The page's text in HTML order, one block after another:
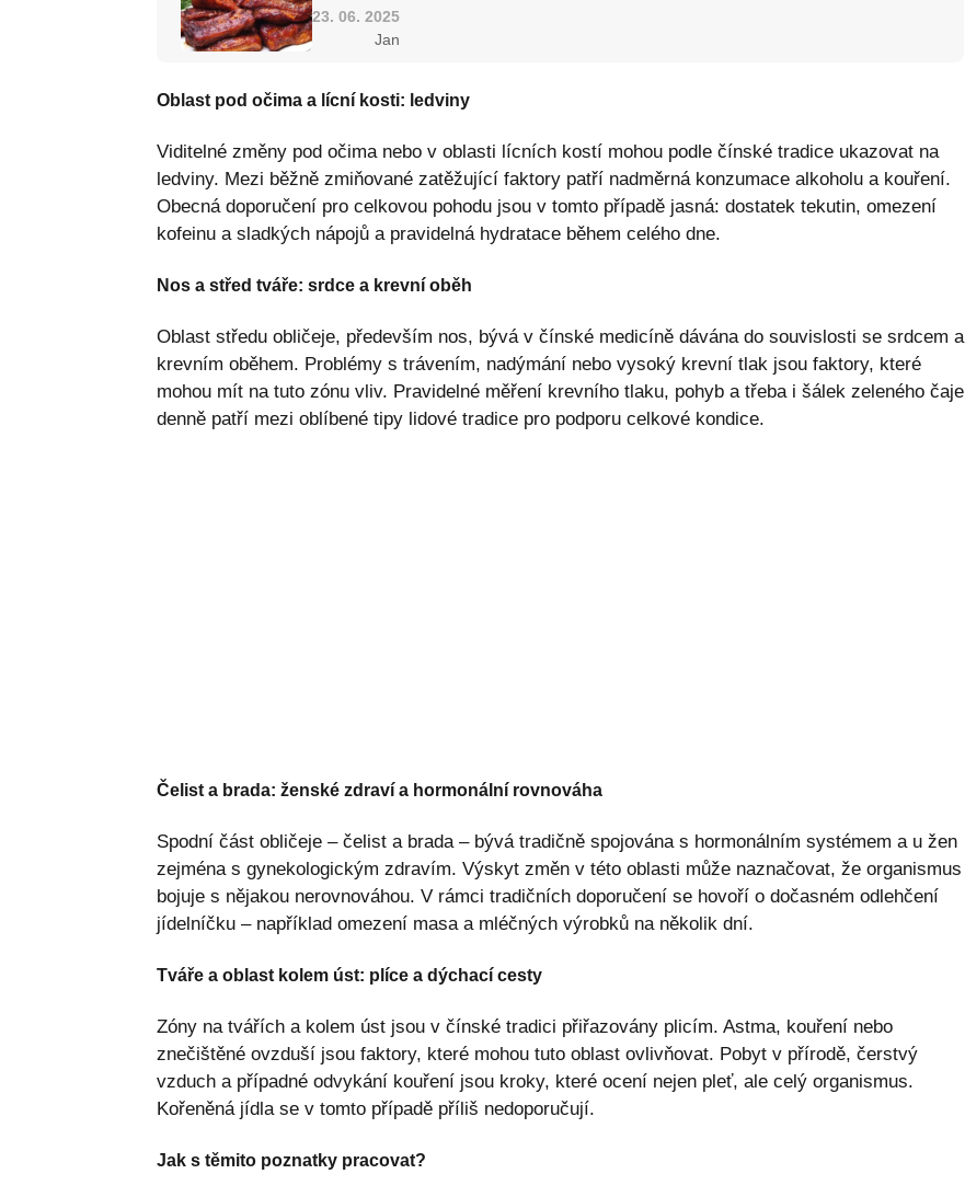
23. 06. 2025
Jan
Oblast pod očima a lícní kosti: ledviny
Viditelné změny pod očima nebo v oblasti lícních kostí mohou podle čínské tradice ukazovat na
ledviny. Mezi běžně zmiňované zatěžující faktory patří nadměrná konzumace alkoholu a kouření.
Obecná doporučení pro celkovou pohodu jsou v tomto případě jasná: dostatek tekutin, omezení
kofeinu a sladkých nápojů a pravidelná hydratace během celého dne.
Nos a střed tváře: srdce a krevní oběh
Oblast středu obličeje, především nos, bývá v čínské medicíně dávána do souvislosti se srdcem a
krevním oběhem. Problémy s trávením, nadýmání nebo vysoký krevní tlak jsou faktory, které
mohou mít na tuto zónu vliv. Pravidelné měření krevního tlaku, pohyb a třeba i šálek zeleného čaje
denně patří mezi oblíbené tipy lidové tradice pro podporu celkové kondice.
Čelist a brada: ženské zdraví a hormonální rovnováha
Spodní část obličeje – čelist a brada – bývá tradičně spojována s hormonálním systémem a u žen
zejména s gynekologickým zdravím. Výskyt změn v této oblasti může naznačovat, že organismus
bojuje s nějakou nerovnováhou. V rámci tradičních doporučení se hovoří o dočasném odlehčení
jídelníčku – například omezení masa a mléčných výrobků na několik dní.
Tváře a oblast kolem úst: plíce a dýchací cesty
Zóny na tvářích a kolem úst jsou v čínské tradici přiřazovány plicím. Astma, kouření nebo
znečištěné ovzduší jsou faktory, které mohou tuto oblast ovlivňovat. Pobyt v přírodě, čerstvý
vzduch a případné odvykání kouření jsou kroky, které ocení nejen pleť, ale celý organismus.
Kořeněná jídla se v tomto případě příliš nedoporučují.
Jak s těmito poznatky pracovat?